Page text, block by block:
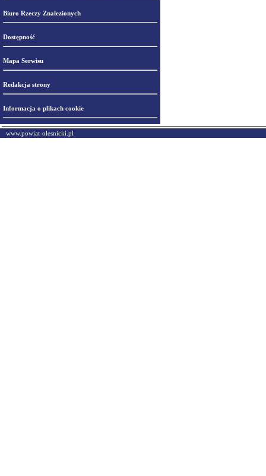
Biuro Rzeczy Znalezionych
Dostępność
Mapa Serwisu
Redakcja strony
Informacja o plikach cookie
www.powiat-olesnicki.pl